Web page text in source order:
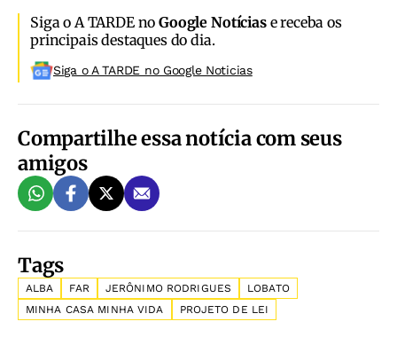
Siga o A TARDE noGoogle Notíciase receba os
principais destaques do dia.
Siga o A TARDE no Google Noticias
Compartilhe essa notícia com seus
amigos
Tags
ALBA FAR JERÔNIMO RODRIGUES
LOBATO
MINHA CASA MINHA VIDA
PROJETO DE LEI